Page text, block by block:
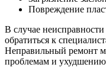
Повреждение
В случае
обратиться к
Неправильный ремонт
проблемам и